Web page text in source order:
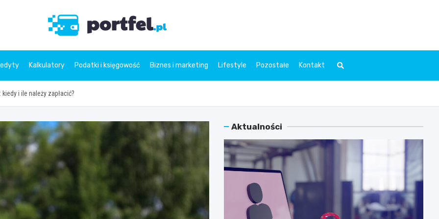
Kalkulatory Podatki i księgowość Biznes i marketing Lifestyle Pozostałe Kontakt
i ile należy zapłacić?
Aktualności